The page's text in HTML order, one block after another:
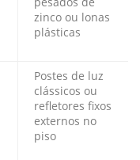
zinco ou lonas
plásticas
Postes de luz
clássicos ou
refletores fixos
externos no
piso